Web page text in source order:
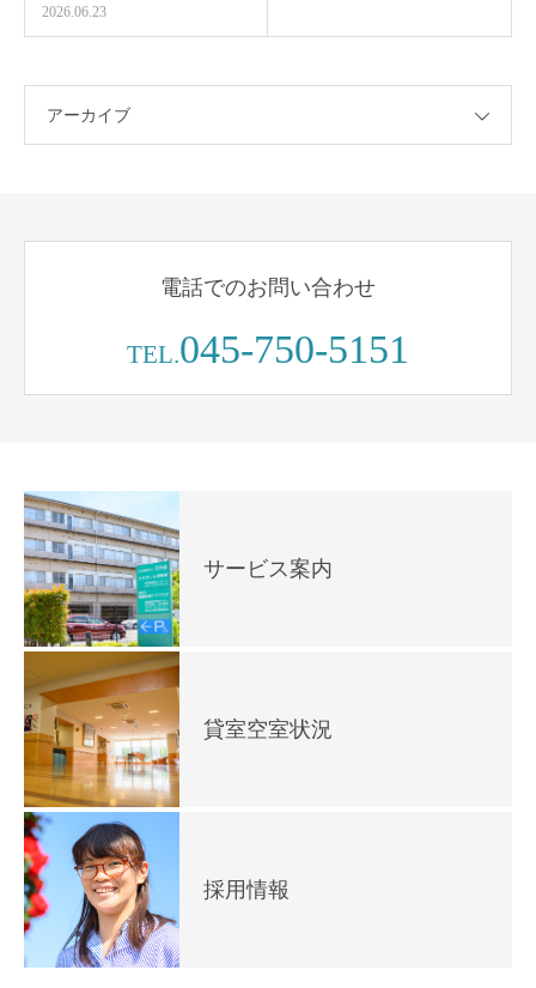
2026.06.23
アーカイブ
電話でのお問い合わせ
TEL.045-750-5151
サービス案内
貸室空室状況
採用情報